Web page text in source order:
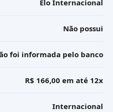
Elo Internacional
Não possui
foi informada pelo banco
R$ 166,00 em até 12x
Internacional